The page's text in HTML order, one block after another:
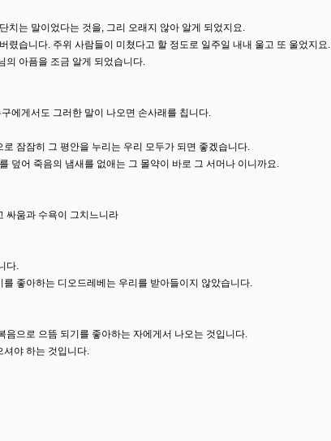
치는 말이었다는 것을, 그리 오래지 않아 알게 되었지요.
렸습니다. 주위 사람들이 미쳤다고 할 정도로 일주일 내내 울고 또 울었지요.
의 아픔을 조금 알게 되었습니다.
에게서도 그러한 말이 나오면 손사래를 칩니다.
잠잠히 그 평안을 누리는 우리 모두가 되면 좋겠습니다.
덮어 죽음의 냄새를 없애는 그 몰약이 바로 그 서머나 이니까요.
싸움과 수욕이 그치느니라
다.
좋아하는 디오드레베는 우리를 받아들이지 않았습니다.
음으로 으뜸 되기를 좋아하는 자에게서 나오는 것입니다.
셔야 하는 것입니다.